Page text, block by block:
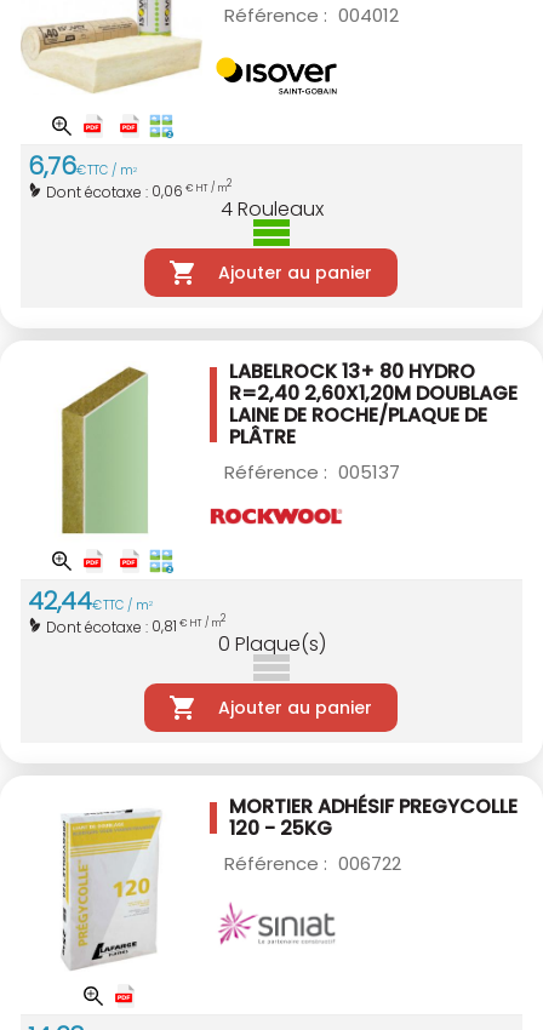
Référence : 004012
6,76€TTC / m2
Dont écotaxe : 0,06 € HT / m2
4Rouleaux
Ajouter au panier
LABELROCK 13+ 80 HYDRO
R=2,40 2,60X1,20M DOUBLAGE
LAINE DE ROCHE/PLAQUE DE
PLÂTRE
Référence : 005137
42,44€TTC / m2
Dont écotaxe : 0,81 € HT / m2
0 Plaque(s)
Ajouter au panier
MORTIER ADHÉSIF PREGYCOLLE
120 - 25KG
Référence : 006722